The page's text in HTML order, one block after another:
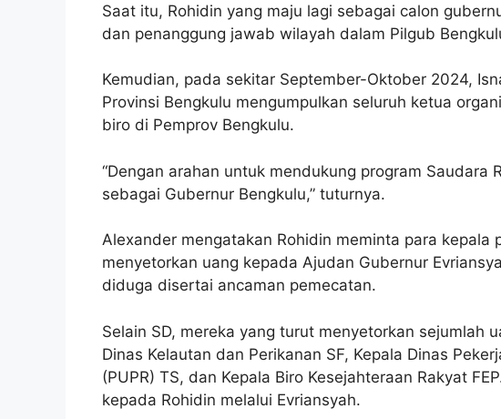
Saat itu, Rohidin yang maju lagi sebagai calon
dan penanggung jawab wilayah dalam Pilgub
Kemudian, pada sekitar September-Oktober 2024,
Provinsi Bengkulu mengumpulkan seluruh ketua
biro di Pemprov Bengkulu.
“Dengan arahan untuk mendukung program Saudara
sebagai Gubernur Bengkulu,” tuturnya.
Alexander mengatakan Rohidin meminta para kepala
menyetorkan uang kepada Ajudan Gubernur
diduga disertai ancaman pemecatan.
Selain SD, mereka yang turut menyetorkan sejumlah
Dinas Kelautan dan Perikanan SF, Kepala Dinas
(PUPR) TS, dan Kepala Biro Kesejahteraan Rakyat
kepada Rohidin melalui Evriansyah.